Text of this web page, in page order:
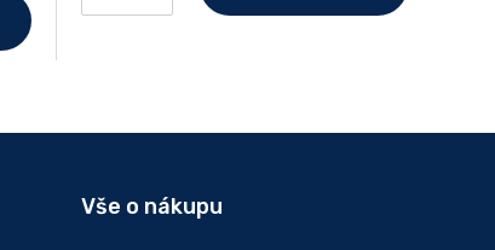
Vše o nákupu